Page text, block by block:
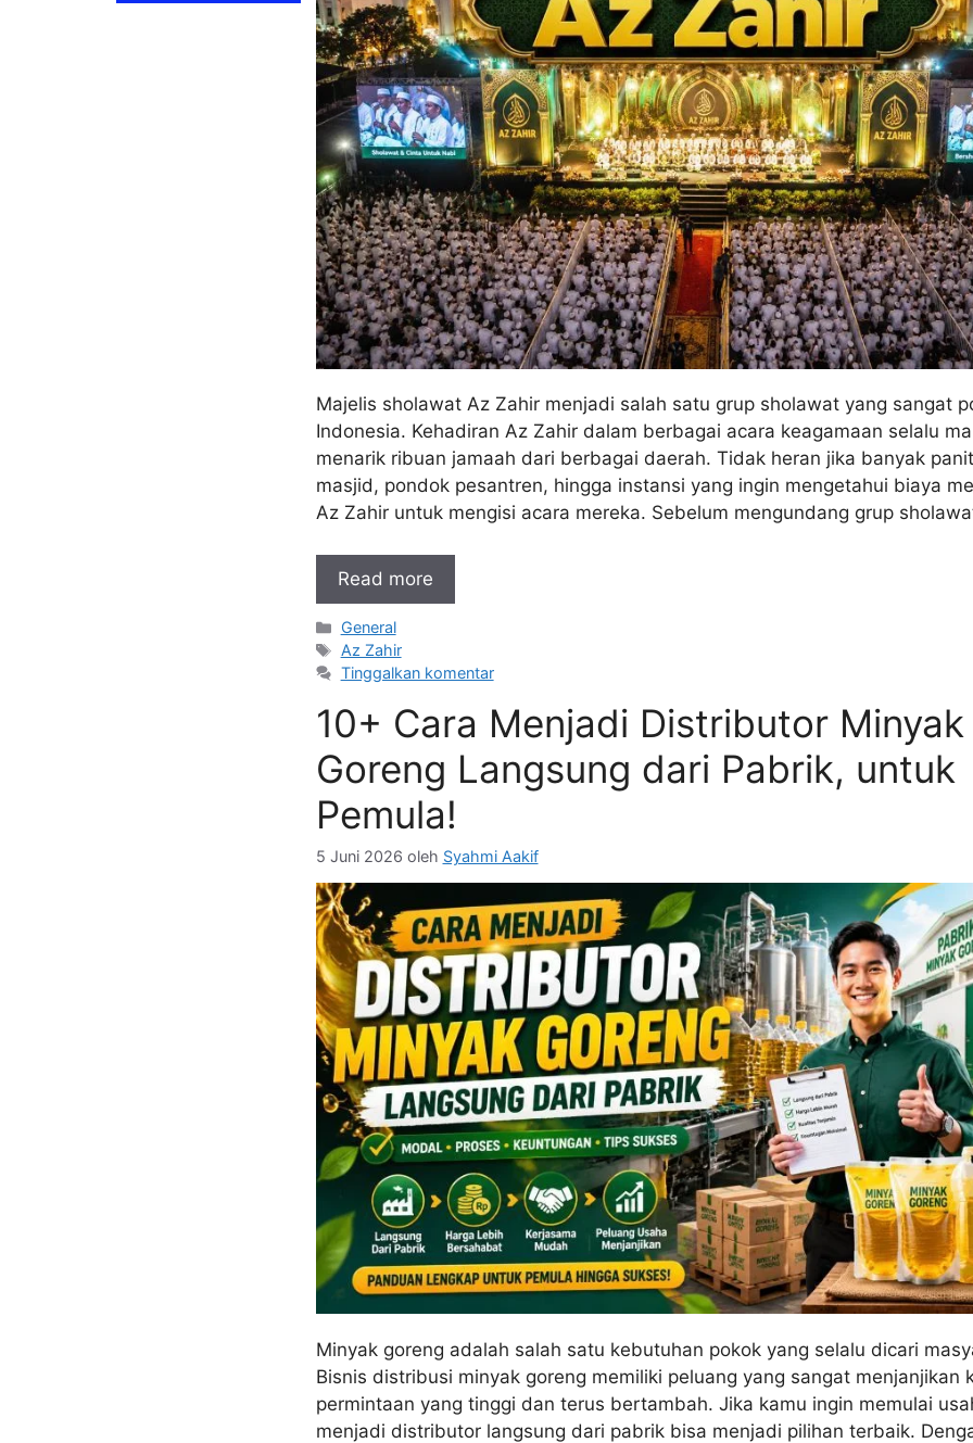
Majelis sholawat Az Zahir menjadi salah satu grup sholawat yang sangat
Indonesia. Kehadiran Az Zahir dalam berbagai acara keagamaan selalu
menarik ribuan jamaah dari berbagai daerah. Tidak heran jika banyak
masjid, pondok pesantren, hingga instansi yang ingin mengetahui biaya
Az Zahir untuk mengisi acara mereka. Sebelum mengundang grup
Read more
Kategori
General
Tag
Az Zahir
Tinggalkan komentar
10+ Cara Menjadi Distributor Minyak
Goreng Langsung dari Pabrik, untuk
Pemula!
5 Juni 2026 oleh Syahmi Aakif
Minyak goreng adalah salah satu kebutuhan pokok yang selalu dicari
Bisnis distribusi minyak goreng memiliki peluang yang sangat menjanjikan
permintaan yang tinggi dan terus bertambah. Jika kamu ingin memulai
menjadi distributor langsung dari pabrik bisa menjadi pilihan terbaik.